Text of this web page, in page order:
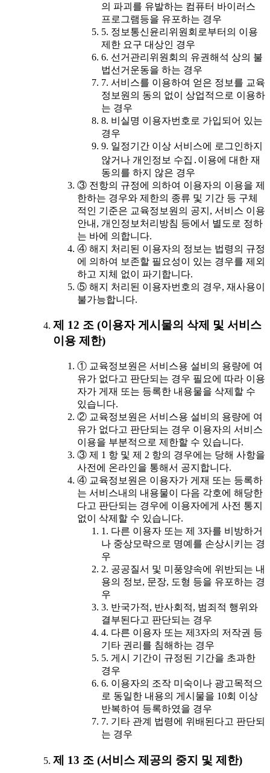
의 파괴를 유발하는 컴퓨터 바이러스
프로그램등을 유포하는 경우
5. 정보통신윤리위원회로부터의 이용
제한 요구 대상인 경우
6. 선거관리위원회의 유권해석 상의 불
법선거운동을 하는 경우
7. 서비스를 이용하여 얻은 정보를 교육
정보원의 동의 없이 상업적으로 이용하
는 경우
8. 비실명 이용자번호로 가입되어 있는
경우
9. 일정기간 이상 서비스에 로그인하지
않거나 개인정보 수집․이용에 대한 재
동의를 하지 않은 경우
③ 전항의 규정에 의하여 이용자의 이용을 제
한하는 경우와 제한의 종류 및 기간 등 구체
적인 기준은 교육정보원의 공지, 서비스 이용
안내, 개인정보처리방침 등에서 별도로 정하
는 바에 의합니다.
④ 해지 처리된 이용자의 정보는 법령의 규정
에 의하여 보존할 필요성이 있는 경우를 제외
하고 지체 없이 파기합니다.
⑤ 해지 처리된 이용자번호의 경우, 재사용이
불가능합니다.
제 12 조 (이용자 게시물의 삭제 및 서비스
이용 제한)
① 교육정보원은 서비스용 설비의 용량에 여
유가 없다고 판단되는 경우 필요에 따라 이용
자가 게재 또는 등록한 내용물을 삭제할 수
있습니다.
② 교육정보원은 서비스용 설비의 용량에 여
유가 없다고 판단되는 경우 이용자의 서비스
이용을 부분적으로 제한할 수 있습니다.
③ 제 1 항 및 제 2 항의 경우에는 당해 사항을
사전에 온라인을 통해서 공지합니다.
④ 교육정보원은 이용자가 게재 또는 등록하
는 서비스내의 내용물이 다음 각호에 해당한
다고 판단되는 경우에 이용자에게 사전 통지
없이 삭제할 수 있습니다.
1. 다른 이용자 또는 제 3자를 비방하거
나 중상모략으로 명예를 손상시키는 경
우
2. 공공질서 및 미풍양속에 위반되는 내
용의 정보, 문장, 도형 등을 유포하는 경
우
3. 반국가적, 반사회적, 범죄적 행위와
결부된다고 판단되는 경우
4. 다른 이용자 또는 제3자의 저작권 등
기타 권리를 침해하는 경우
5. 게시 기간이 규정된 기간을 초과한
경우
6. 이용자의 조작 미숙이나 광고목적으
로 동일한 내용의 게시물을 10회 이상
반복하여 등록하였을 경우
7. 기타 관계 법령에 위배된다고 판단되
는 경우
제 13 조 (서비스 제공의 중지 및 제한)